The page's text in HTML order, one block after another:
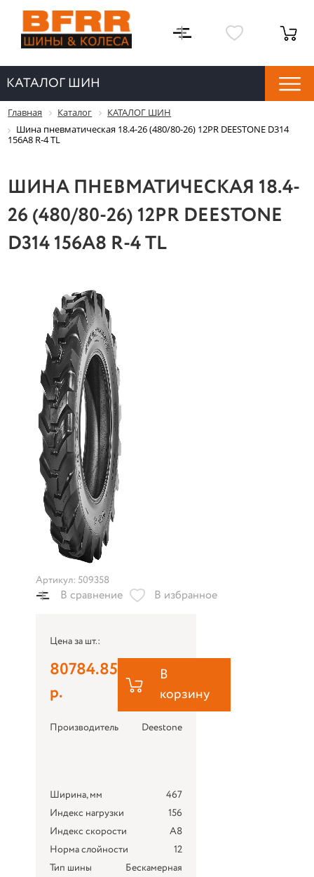
КАТАЛОГ ШИН
Главная Каталог
КАТАЛОГ ШИН
Шина пневматическая 18.4-26 (480/80-26) 12PR DEESTONE D314
156A8 R-4 TL
ШИНА ПНЕВМАТИЧЕСКАЯ 18.4-
26 (480/80-26) 12PR DEESTONE
D314 156A8 R-4 TL
Артикул: 509358
В сравнение В избранное
Цена за шт.:
80784.85
р.
В
корзину
Производитель Deestone
Ширина, мм
467
Индекс нагрузки
156
Индекс скорости
A8
Норма слойности
12
Тип шины
Бескамерная